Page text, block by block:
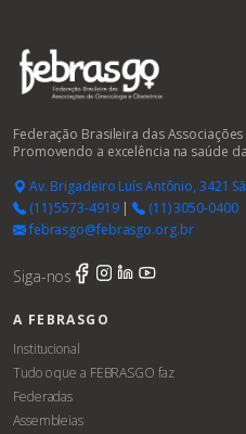
Federação Brasileira das
Promovendo a excelência na saúde
Av. Brigadeiro Luís Antônio, 3421
(11) 5573-4919|
(11) 3050-0400
febrasgo@febrasgo.org.br
Siga-nos
A FEBRASGO
Institucional
Tudo o que a FEBRASGO faz
Federadas
Assembleias